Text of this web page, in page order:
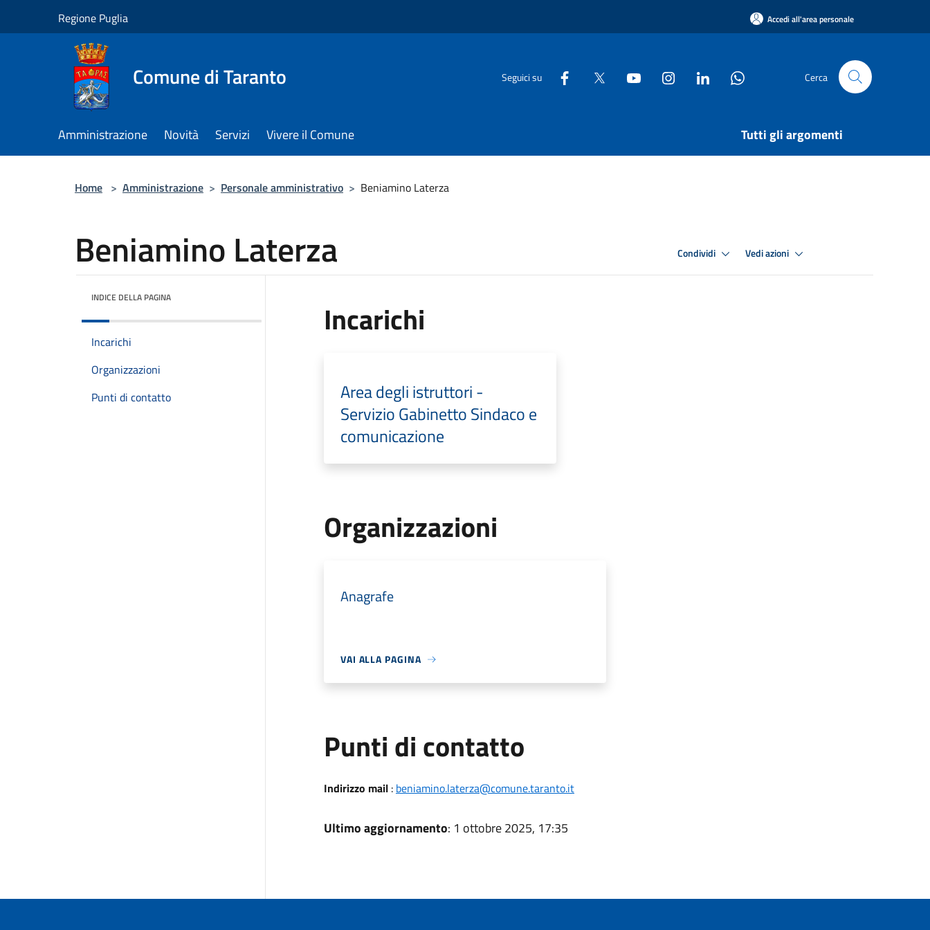
Regione Puglia Accedi all'area personale
Comune di Taranto Seguici su Cerca
Amministrazione Novità Servizi Vivere il Comune Tutti gli argomenti
Home > Amministrazione > Personale amministrativo > Beniamino Laterza
Beniamino Laterza Condividi Vedi azioni
INDICE DELLA PAGINA
Incarichi
Organizzazioni
Punti di contatto
Incarichi
Area degli istruttori -
Servizio Gabinetto Sindaco e
comunicazione
Organizzazioni
Anagrafe
VAI ALLA PAGINA
Punti di contatto
Indirizzo mail: beniamino.laterza@comune.taranto.it
Ultimo aggiornamento: 1 ottobre 2025, 17:35